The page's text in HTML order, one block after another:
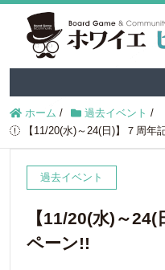
ホーム / 過去イベント /
【11/20(水)～24(日)】７周年
過去イベント
【11/20(水)～
ペーン!!